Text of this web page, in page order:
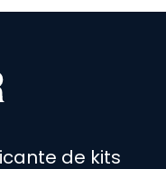
de kits